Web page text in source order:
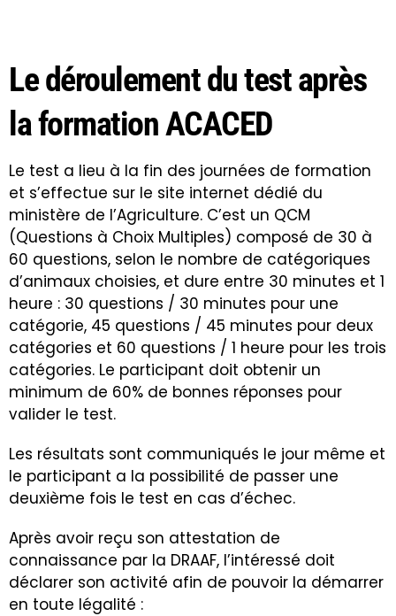
Le déroulement du test après
la formation ACACED
Le test a lieu à la fin des journées de formation
et s’effectue sur le site internet dédié du
ministère de l’Agriculture. C’est un QCM
(Questions à Choix Multiples) composé de 30 à
60 questions, selon le nombre de catégoriques
d’animaux choisies, et dure entre 30 minutes et 1
heure : 30 questions / 30 minutes pour une
catégorie, 45 questions / 45 minutes pour deux
catégories et 60 questions / 1 heure pour les trois
catégories. Le participant doit obtenir un
minimum de 60% de bonnes réponses pour
valider le test.
Les résultats sont communiqués le jour même et
le participant a la possibilité de passer une
deuxième fois le test en cas d’échec.
Après avoir reçu son attestation de
connaissance par la DRAAF, l’intéressé doit
déclarer son activité afin de pouvoir la démarrer
en toute légalité :